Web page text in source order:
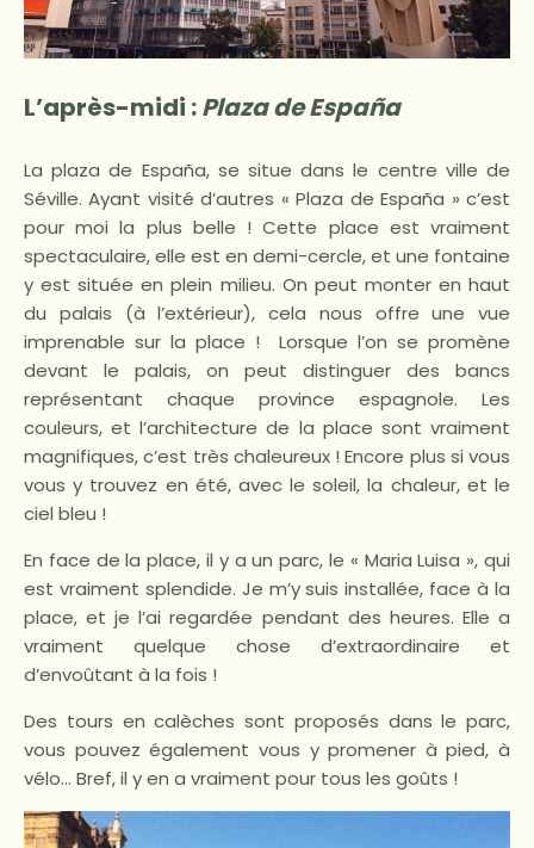
L’après-midi :Plaza de España
La plaza de España, se situe dans le centre ville de
Séville. Ayant visité d’autres « Plaza de España » c’est
pour moi la plus belle ! Cette place est vraiment
spectaculaire, elle est en demi-cercle, et une fontaine
y est située en plein milieu. On peut monter en haut
du palais (à l’extérieur), cela nous offre une vue
imprenable sur la place ! Lorsque l’on se promène
devant le palais, on peut distinguer des bancs
représentant chaque province espagnole. Les
couleurs, et l’architecture de la place sont vraiment
magnifiques, c’est très chaleureux ! Encore plus si vous
vous y trouvez en été, avec le soleil, la chaleur, et le
ciel bleu !
En face de la place, il y a un parc, le « Maria Luisa », qui
est vraiment splendide. Je m’y suis installée, face à la
place, et je l’ai regardée pendant des heures. Elle a
vraiment quelque chose d’extraordinaire et
d’envoûtant à la fois !
Des tours en calèches sont proposés dans le parc,
vous pouvez également vous y promener à pied, à
vélo… Bref, il y en a vraiment pour tous les goûts !